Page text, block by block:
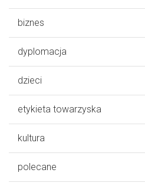
biznes
dyplomacja
dzieci
etykieta towarzyska
kultura
polecane